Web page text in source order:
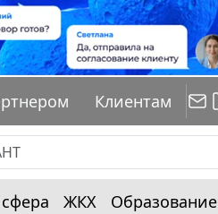
Клиентам
ЖКХ Образование